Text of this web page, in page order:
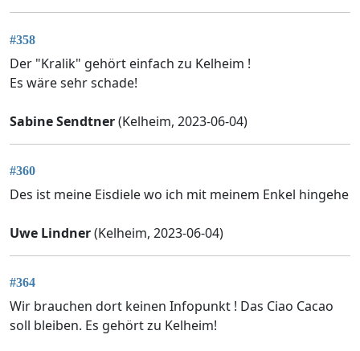
#358
Der "Kralik" gehört einfach zu Kelheim !
Es wäre sehr schade!
Sabine Sendtner(Kelheim, 2023-06-04)
#360
Des ist meine Eisdiele wo ich mit meinem Enkel hingehe
Uwe Lindner(Kelheim, 2023-06-04)
#364
Wir brauchen dort keinen Infopunkt ! Das Ciao Cacao
soll bleiben. Es gehört zu Kelheim!